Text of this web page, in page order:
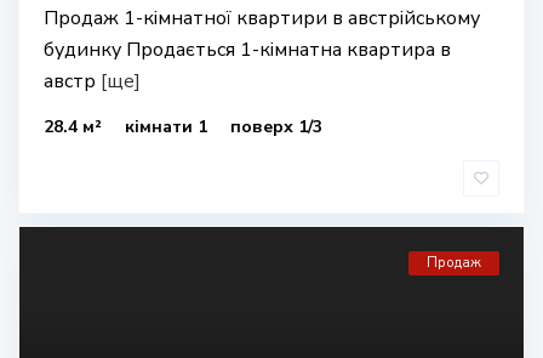
Продаж 1-кімнатної квартири в австрійському
будинку Продається 1-кімнатна квартира в
австр [ще]
28.4 м² кімнати 1 поверх 1/3
Продаж